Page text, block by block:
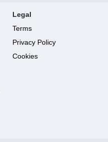
Legal
Terms
Privacy Policy
Cookies